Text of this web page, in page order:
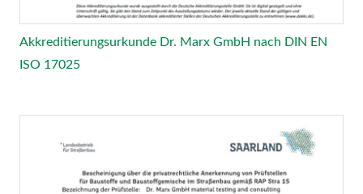
Akkreditierungsurkunde Dr. Marx GmbH nach DIN EN
ISO 17025